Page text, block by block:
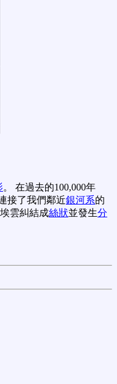
。 在過去的100,000年
接了我們鄰近銀河系的
雲糾結成絲狀並發生分